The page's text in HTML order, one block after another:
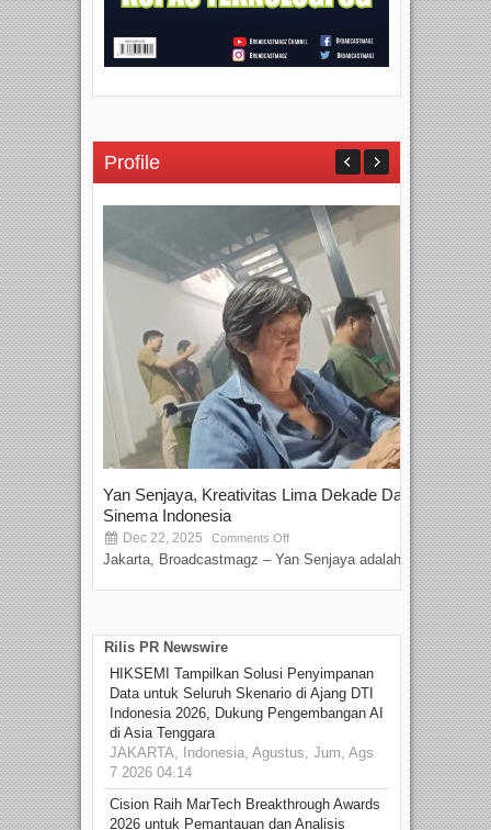
Profile
Yan Senjaya, Kreativitas Lima Dekade Dalam
Sinema Indonesia
Dec 22, 2025 Comments Off
Jakarta, Broadcastmagz – Yan Senjaya adalah...
Rilis PR Newswire
HIKSEMI Tampilkan Solusi Penyimpanan
Data untuk Seluruh Skenario di Ajang DTI
Indonesia 2026, Dukung Pengembangan AI
di Asia Tenggara
JAKARTA, Indonesia, Agustus, Jum, Ags
7 2026 04.14
Cision Raih MarTech Breakthrough Awards
2026 untuk Pemantauan dan Analisis